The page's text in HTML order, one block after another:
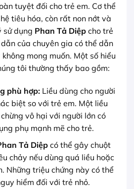
tuyệt đối cho trẻ em. Cơ thể
tiêu hóa, còn rất non nớt và
sử dụng Phan Tả Diệp cho trẻ
của chuyên gia có thể dẫn
mong muốn. Một số hiểu
tôi thường thấy bao gồm:
phù hợp:Liều dùng cho người
biệt so với trẻ em. Một liều
vô hại với người lớn có
phụ mạnh mẽ cho trẻ.
Tả Diệpcó thể gây chuột
chảy nếu dùng quá liều hoặc
Những triệu chứng này có thể
hiểm đối với trẻ nhỏ.